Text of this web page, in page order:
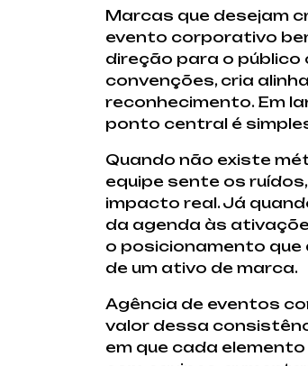
Marcas que desejam
evento corporativo
direção para o público
convenções, cria
reconhecimento. Em
ponto central é
Quando não existe
equipe sente os
impacto real. Já
da agenda às
o posicionamento que
de um ativo de marca.
Agência de eventos
valor dessa
em que cada